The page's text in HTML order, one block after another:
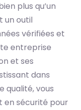
plus qu’un
un outil
vérifiées et
entreprise
et ses
dans
qualité, vous
en sécurité pour